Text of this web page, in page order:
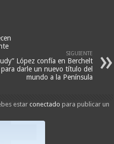
SIGUIENTE
López confía en Berchelt
para darle un nuevo título del
mundo a la Península
estarconectado para publicar un